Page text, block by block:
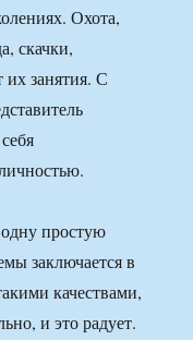
Охота,
скачки,
занятия. С
простую
заключается в
качествами,
и это радует.